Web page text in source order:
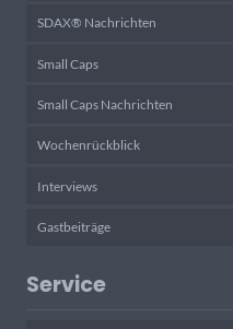
SDAX® Nachrichten
Small Caps
Small Caps Nachrichten
Wochenrückblick
Interviews
Gastbeiträge
Service